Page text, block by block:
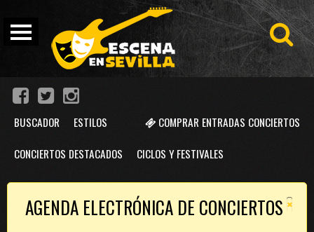
COMPRAR ENTRADAS CONCIERTOS
BUSCADOR ESTILOS
CONCIERTOS DESTACADOS CICLOS Y FESTIVALES
×
AGENDA ELECTRÓNICA DE CONCIERTOS